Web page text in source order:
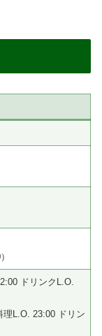
ドリンクL.O.
理L.O. 23:00 ドリン